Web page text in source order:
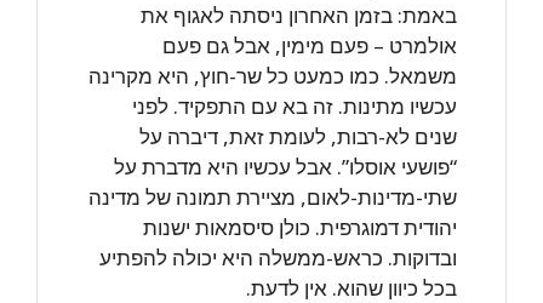
באמת: בזמן האחרון ניסתה לאגוף את
אולמרט – פעם מימין, אבל גם פעם
משמאל. כמו כמעט כל שר-חוץ, היא מקרינה
עכשיו מתינות. זה בא עם התפקיד. לפני
שנים לא-רבות, לעומת זאת, דיברה על
“פושעי אוסלו”. אבל עכשיו היא מדברת על
שתי-מדינות-לאום, מציירת תמונה של מדינה
יהודית דמוגרפית. כולן סיסמאות ישנות
ובדוקות. כראש-ממשלה היא יכולה להפתיע
בכל כיוון שהוא. אין לדעת.